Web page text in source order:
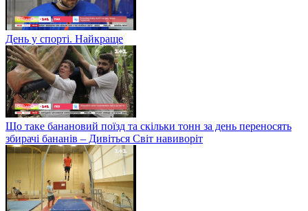
День у спорті. Найкраще
Що таке банановий поїзд та скільки тонн за день переносять
збирачі бананів – Дивіться Світ навиворіт